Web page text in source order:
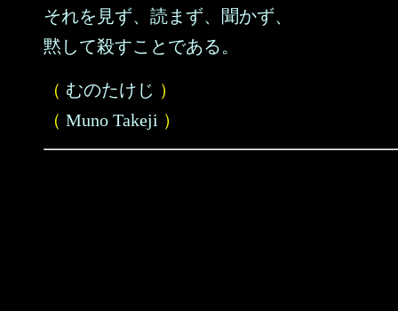
それを見ず、読まず、聞かず、
黙して殺すことである。
（ むのたけじ ）
（ Muno Takeji ）